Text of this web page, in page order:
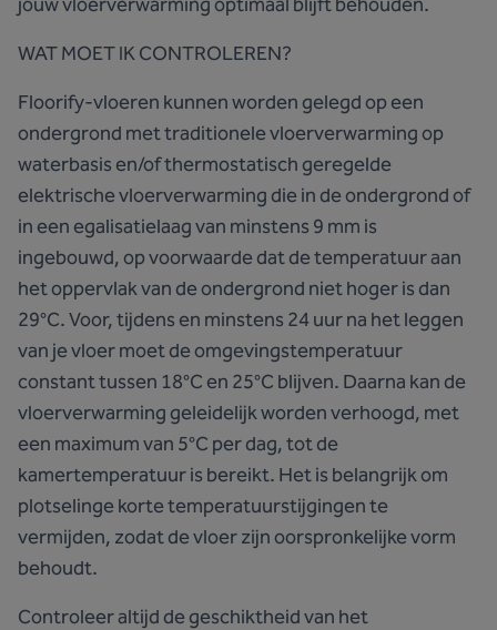
WAT MOET IK CONTROLEREN?
Floorify-vloeren kunnen worden gelegd op een
ondergrond met traditionele vloerverwarming op
waterbasis en/of thermostatisch geregelde
elektrische vloerverwarming die in de ondergrond of
in een egalisatielaag van minstens 9 mm is
ingebouwd, op voorwaarde dat de temperatuur aan
het oppervlak van de ondergrond niet hoger is dan
29°C. Voor, tijdens en minstens 24 uur na het leggen
van je vloer moet de omgevingstemperatuur
constant tussen 18°C en 25°C blijven. Daarna kan de
vloerverwarming geleidelijk worden verhoogd, met
een maximum van 5°C per dag, tot de
kamertemperatuur is bereikt. Het is belangrijk om
plotselinge korte temperatuurstijgingen te
vermijden, zodat de vloer zijn oorspronkelijke vorm
behoudt.
Controleer altijd de geschiktheid van het